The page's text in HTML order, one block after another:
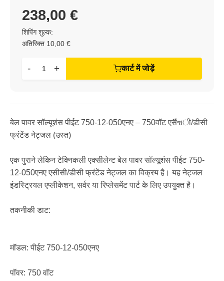
शिपिंग शुल्क:
अतिरिक्त 10,00 €
238,00 €
- + कार्ट में जोड़ें
बेल पावर सॉल्यूशंस पीईट 750-12-050एनए – 750वॉट एसีซी/डीसी
फ्रंटेंड नेट्जल (उस्त)
एक पुराने लेकिन टेक्निकली एक्सीलेन्ट बेल पावर सॉल्यूशंस पीईट 750-
12-050एनए एसीसी/डीसी फ्रंटेंड नेट्जल का विक्रय है। यह नेट्जल
इंडस्ट्रियल एप्लीकेशन, सर्वर या रिप्लेसमेंट पार्ट के लिए उपयुक्त है।
तकनीकी डाट:
मॉडल: पीईट 750-12-050एनए
पॉवर: 750 वॉट